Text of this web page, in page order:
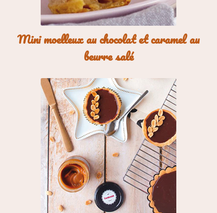
Mini moelleux au chocolat et caramel au
beurre salé